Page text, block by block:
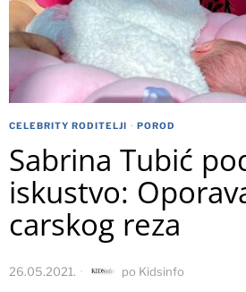
CELEBRITY RODITELJI · POROD
Sabrina Tubić
iskustvo:
carskog reza
26.05.2021. po Kidsinfo